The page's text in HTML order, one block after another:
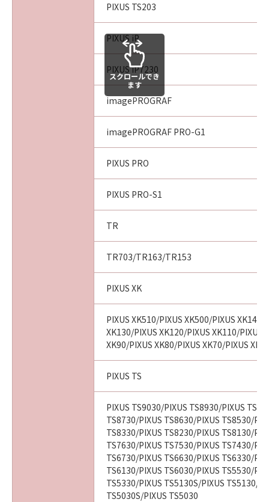
PIXUS TS203
PIXUS iP
PIXUS iP7230
imagePROGRAF
imagePROGRAF PRO-G1
PIXUS PRO
PIXUS PRO-S1
TR
TR703/TR163/TR153
PIXUS XK
PIXUS XK510/PIXUS XK500/PIXUS XK140/
XK130/PIXUS XK120/PIXUS XK110/PIXUS
XK90/PIXUS XK80/PIXUS XK70/PIXUS
PIXUS TS
PIXUS TS9030/PIXUS TS8930/PIXUS
TS8730/PIXUS TS8630/PIXUS TS8530/
TS8330/PIXUS TS8230/PIXUS TS8130/
TS7630/PIXUS TS7530/PIXUS TS7430/
TS6730/PIXUS TS6630/PIXUS TS6330/
TS6130/PIXUS TS6030/PIXUS TS5530/
TS5330/PIXUS TS5130S/PIXUS TS5130/
TS5030S/PIXUS TS5030
スクロールでき
ます